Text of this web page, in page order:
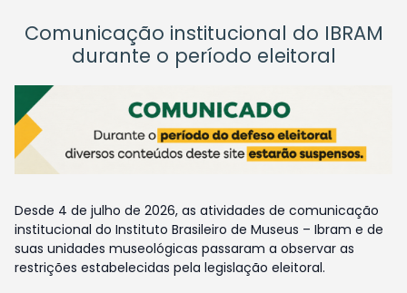
Comunicação institucional do IBRAM
durante o período eleitoral
Desde 4 de julho de 2026, as atividades de comunicação
institucional do Instituto Brasileiro de Museus – Ibram e de
suas unidades museológicas passaram a observar as
restrições estabelecidas pela legislação eleitoral.